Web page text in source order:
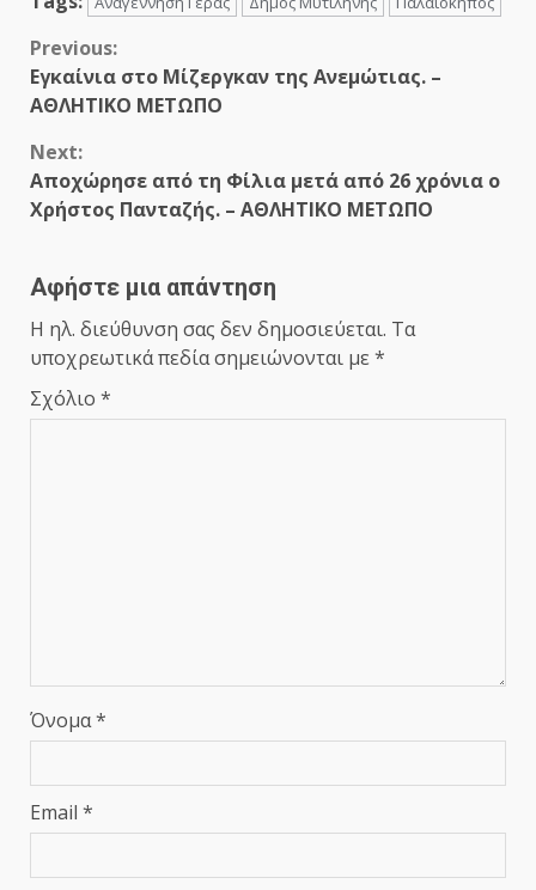
Continue
Reading
Previous:
Εγκαίνια στο Μίζεργκαν της Ανεμώτιας. –
ΑΘΛΗΤΙΚΟ ΜΕΤΩΠΟ
Next:
Αποχώρησε από τη Φίλια μετά από 26 χρόνια ο
Χρήστος Πανταζής. – ΑΘΛΗΤΙΚΟ ΜΕΤΩΠΟ
Αφήστε μια απάντηση
Η ηλ. διεύθυνση σας δεν δημοσιεύεται. Τα
υποχρεωτικά πεδία σημειώνονται με *
Σχόλιο *
Όνομα*
Email *